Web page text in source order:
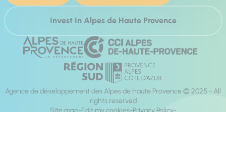
Invest In Alpes de Haute Provence
Agence de développement des Alpes de Haute Provence © 2025 - All
rights reserved
Site map Edit my cookies Privacy Policy